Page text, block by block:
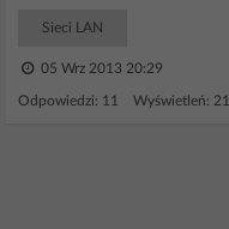
Sieci LAN
05 Wrz 2013 20:29
Odpowiedzi: 11 Wyświetleń: